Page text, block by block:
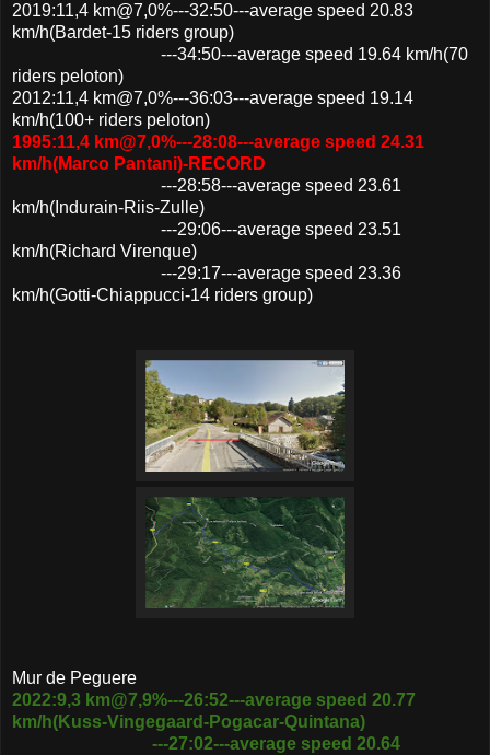
2019:11,4 km@7,0%---32:50---average speed 20.83
km/h(Bardet-15 riders group)
---34:50---average speed 19.64 km/h(70
riders peloton)
2012:11,4 km@7,0%---36:03---average speed 19.14
km/h(100+ riders peloton)
1995:11,4 km@7,0%---28:08---average speed 24.31
km/h(Marco Pantani)-RECORD
---28:58---average speed 23.61
km/h(Indurain-Riis-Zulle)
---29:06---average speed 23.51
km/h(Richard Virenque)
---29:17---average speed 23.36
km/h(Gotti-Chiappucci-14 riders group)
Mur de Peguere
2022:9,3 km@7,9%---26:52---average speed 20.77
km/h(Kuss-Vingegaard-Pogacar-Quintana)
---27:02---average speed 20.64